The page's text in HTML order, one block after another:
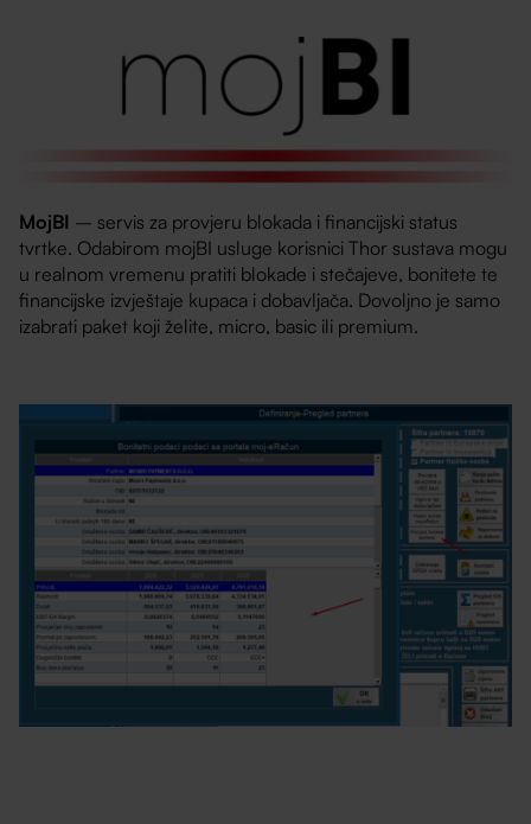
MojBI – servis za provjeru blokada i financijski status
tvrtke. Odabirom mojBI usluge korisnici Thor sustava mogu
u realnom vremenu pratiti blokade i stečajeve, bonitete te
financijske izvještaje kupaca i dobavljača. Dovoljno je samo
izabrati paket koji želite, micro, basic ili premium.